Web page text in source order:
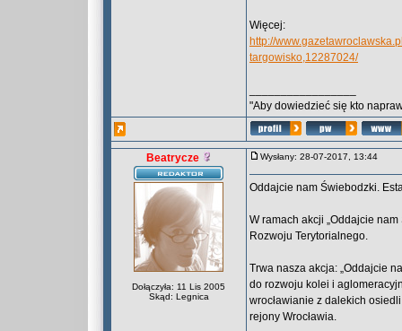
Więcej:
http://
targowisko,12287024/
"Aby dowiedzieć się kto
Beatrycze
Dołączyła: 11 Lis 2005
Skąd: Legnica
Wysłany: 28-07-2017, 13:44
Oddajcie nam Świebodzki.
W ramach akcji „Oddajcie
Rozwoju Terytorialnego.
Trwa nasza akcja: „Oddajcie
do rozwoju kolei i
wrocławianie z dalekich
rejony Wrocławia.